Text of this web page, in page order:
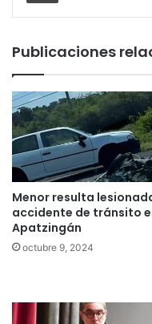
Publicaciones
Menor resulta
accidente de tránsito
Apatzingán
octubre 9, 2024